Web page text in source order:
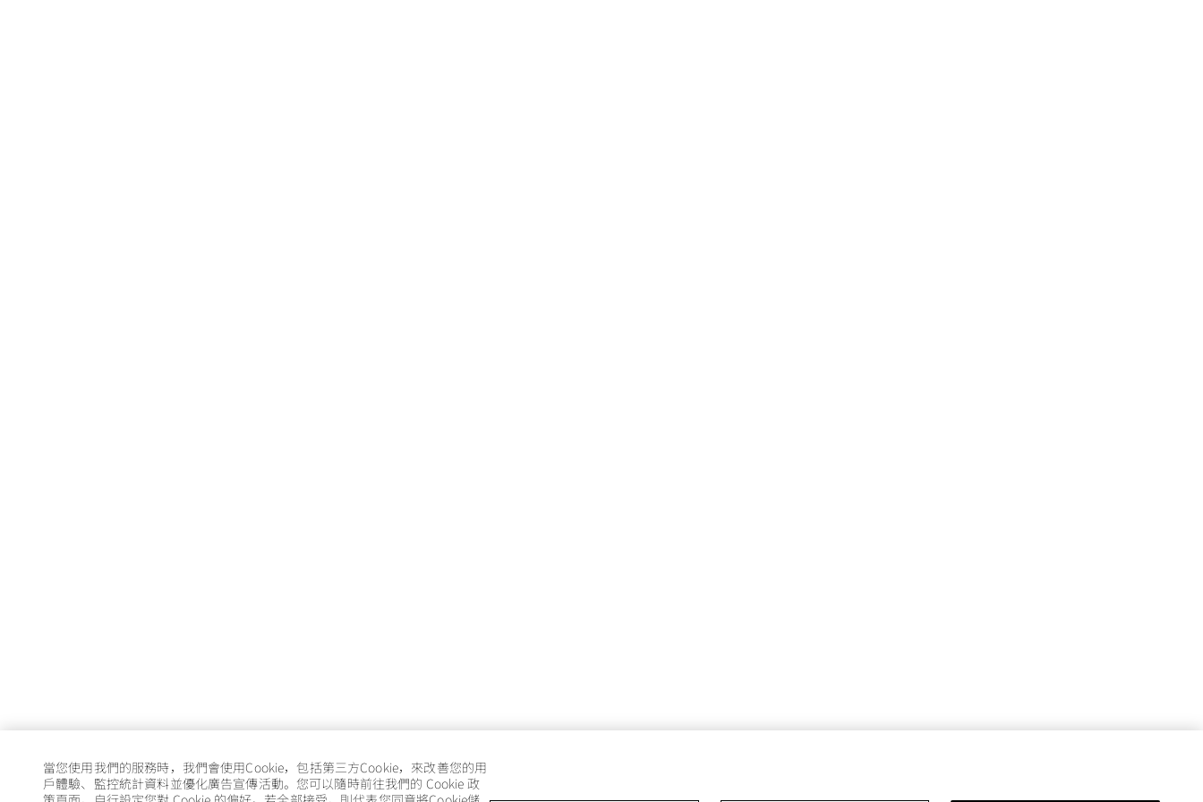
當您使用我們的服務時，我們會使用Cookie，包括第三方Cookie，來改善您的用
戶體驗、監控統計資料並優化廣告宣傳活動。您可以隨時前往我們的 Cookie 政